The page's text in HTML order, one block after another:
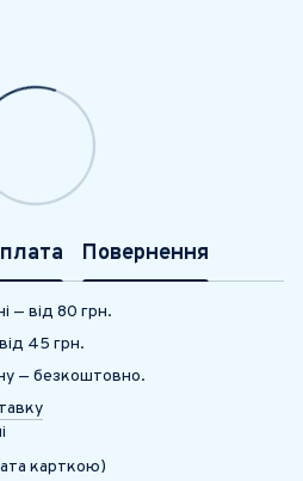
Повернення
— від 80 грн.
45 грн.
— безкоштовно.
карткою)